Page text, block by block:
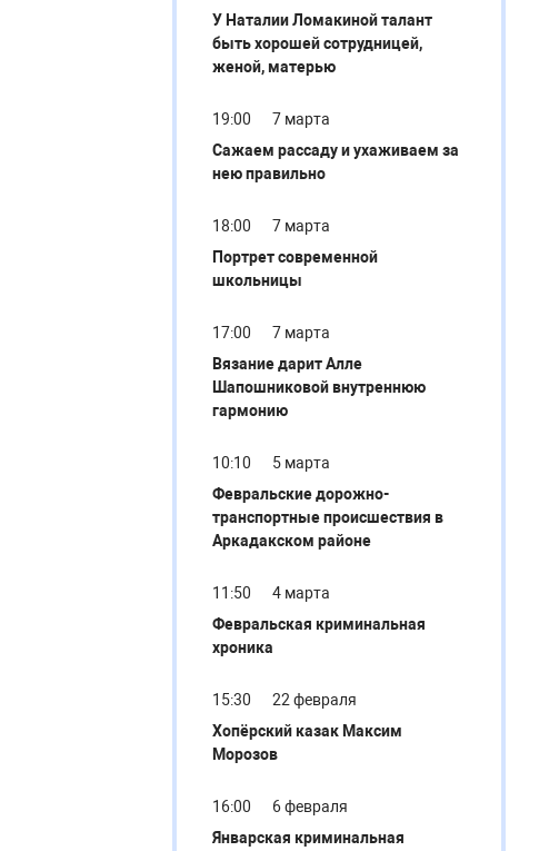
У Наталии Ломакиной талант
быть хорошей сотрудницей,
женой, матерью
19:00
7 марта
Сажаем рассаду и ухаживаем за
нею правильно
18:00
7 марта
Портрет современной
школьницы
17:00
7 марта
Вязание дарит Алле
Шапошниковой внутреннюю
гармонию
10:10
5 марта
Февральские дорожно-
транспортные происшествия в
Аркадакском районе
11:50
4 марта
Февральская криминальная
хроника
15:30
22 февраля
Хопёрский казак Максим
Морозов
16:00
6 февраля
Январская криминальная